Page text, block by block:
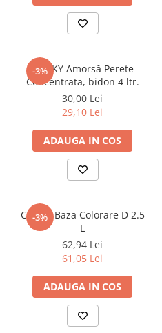
-3%
STICKY Amorsă Perete
Concentrata, bidon 4 ltr.
30,00 Lei
29,10 Lei
ADAUGA IN COS
-3%
CORAL Baza Colorare D 2.5
L
62,94 Lei
61,05 Lei
ADAUGA IN COS